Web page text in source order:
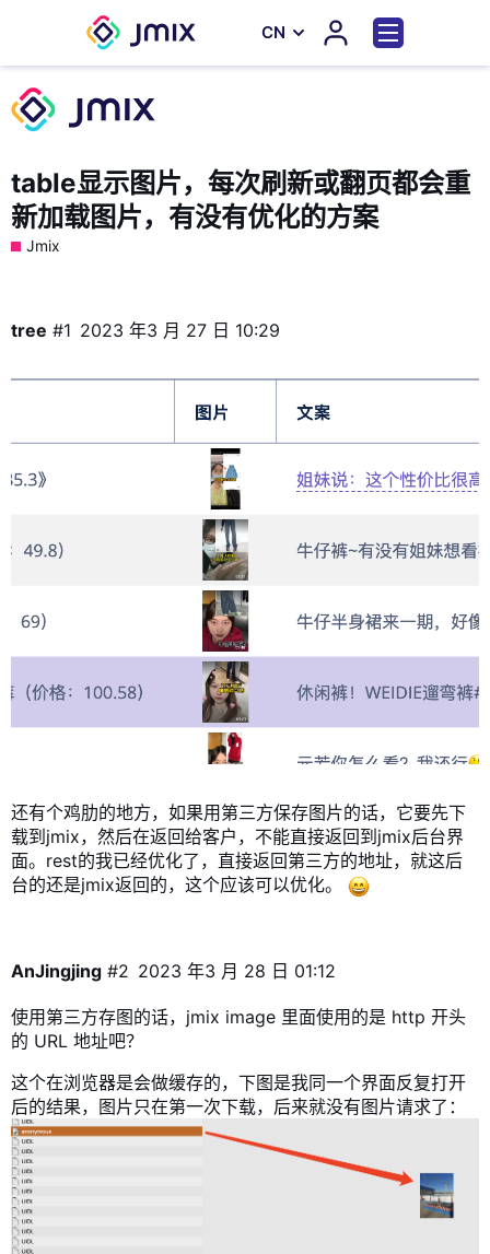
СN
table显示图片，每次刷新或翻页都会重
新加载图片，有没有优化的方案
Jmix
tree 2023 年3 月 27 日 10:29
#1
还有个鸡肋的地方，如果用第三方保存图片的话，它要先下
载到jmix，然后在返回给客户，不能直接返回到jmix后台界
面。rest的我已经优化了，直接返回第三方的地址，就这后
台的还是jmix返回的，这个应该可以优化。
AnJingjing 2023 年3 月 28 日 01:12
#2
使用第三方存图的话，jmix image 里面使用的是 http 开头
的 URL 地址吧？
这个在浏览器是会做缓存的，下图是我同一个界面反复打开
后的结果，图片只在第一次下载，后来就没有图片请求了：